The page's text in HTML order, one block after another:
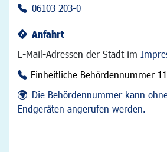
06103 203-0
Anfahrt
E-Mail-Adressen der Stadt im
Einheitliche Behördennummer
Die Behördennummer kann
Endgeräten angerufen werden.